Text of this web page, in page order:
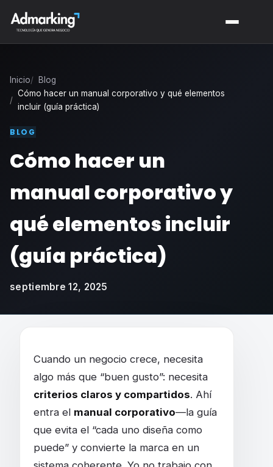
Inicio
Blog
Cómo hacer un manual corporativo y qué elementos
incluir (guía práctica)
BLOG
Cómo hacer un
manual corporativo y
qué elementos incluir
(guía práctica)
septiembre 12, 2025
Cuando un negocio crece, necesita
algo más que “buen gusto”: necesita
criterios claros y compartidos. Ahí
entra el manual corporativo—la guía
que evita el “cada uno diseña como
puede” y convierte la marca en un